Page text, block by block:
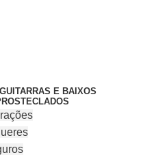
GUITARRAS E BAIXOS
TECLADOS